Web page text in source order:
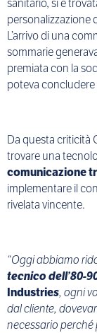
sanitario, si è
personalizzazione
L’arrivo di una
sommarie
premiata con la
poteva
Da questa criticità
trovare una
comunicazione
implementare il
rivelata vincente.
“Oggi abbiamo
tecnico dell’80-
Industries, ogni
dal cliente,
necessario perché